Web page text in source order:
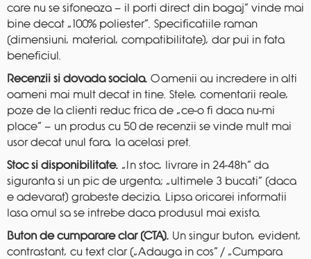
care nu se sifoneaza — il porti direct din bagaj” vinde mai
bine decat „100% poliester”. Specificatiile raman
(dimensiuni, material, compatibilitate), dar pui in fata
beneficiul.
Recenzii si dovada sociala. Oamenii au incredere in alti
oameni mai mult decat in tine. Stele, comentarii reale,
poze de la clienti reduc frica de „ce-o fi daca nu-mi
place” — un produs cu 50 de recenzii se vinde mult mai
usor decat unul fara, la acelasi pret.
Stoc si disponibilitate. „In stoc, livrare in 24-48h” da
siguranta si un pic de urgenta; „ultimele 3 bucati” (daca
e adevarat) grabeste decizia. Lipsa oricarei informatii
lasa omul sa se intrebe daca produsul mai exista.
Buton de cumparare clar (CTA). Un singur buton, evident,
contrastant, cu text clar („Adauga in cos” / „Cumpara